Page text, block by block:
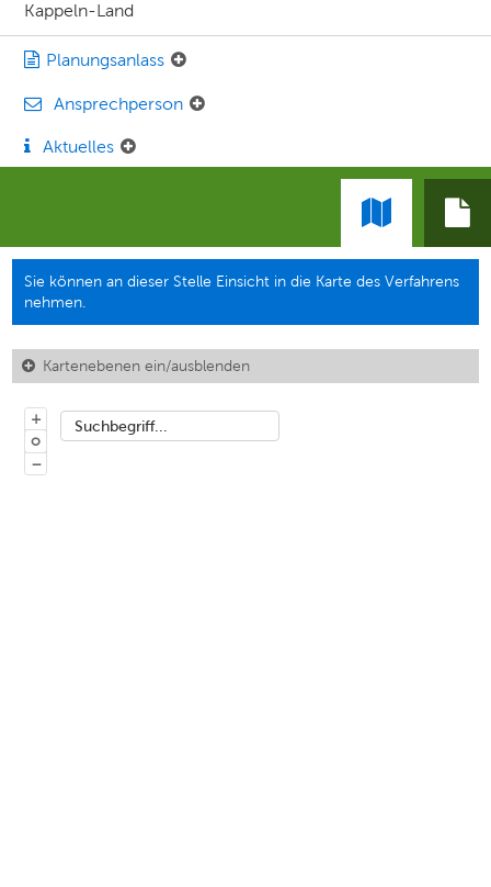
Kappeln-Land
Planungsanlass
Ansprechperson
Aktuelles
Sie können an dieser Stelle Einsicht in die Karte des Verfahrens
nehmen.
Kartenebenen ein/ausblenden
Suchbegriff...
+
o
−